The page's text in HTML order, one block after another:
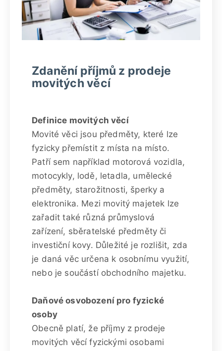
Zdanění příjmů z prodeje
movitých věcí
Definice movitých věcí
Movité věci jsou předměty, které lze
fyzicky přemístit z místa na místo.
Patří sem například motorová vozidla,
motocykly, lodě, letadla, umělecké
předměty, starožitnosti, šperky a
elektronika. Mezi movitý majetek lze
zařadit také různá průmyslová
zařízení, sběratelské předměty či
investiční kovy. Důležité je rozlišit, zda
je daná věc určena k osobnímu využití,
nebo je součástí obchodního majetku.
Daňové osvobození pro fyzické
osoby
Obecně platí, že příjmy z prodeje
movitých věcí fyzickými osobami